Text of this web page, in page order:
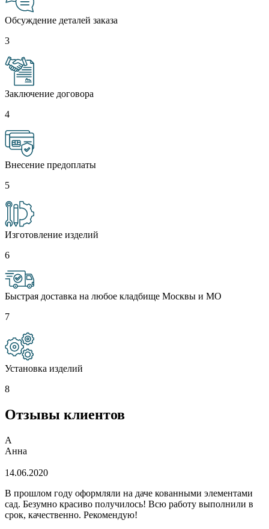
Обсуждение деталей заказа
3
Заключение договора
4
Внесение предоплаты
5
Изготовление изделий
6
Быстрая доставка на любое кладбище Москвы и МО
7
Установка изделий
8
Отзывы клиентов
А
Анна
14.06.2020
В прошлом году оформляли на даче кованными элементами
сад. Безумно красиво получилось! Всю работу выполнили в
срок, качественно. Рекомендую!